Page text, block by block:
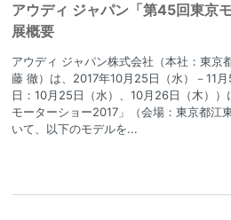
アウディ ジャパン「第45回東京
展概要
アウディ ジャパン株式会社（本社：東京
藤 徹）は、2017年10月25日（水）－11
日：10月25日（水）、10月26日（木）
モーターショー2017」（会場：東京都江
いて、以下のモデルを...